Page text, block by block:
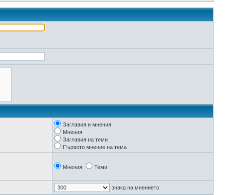
Заглавия и мнения
Мнения
Заглавия на теми
Първото мнение на тема
Мнения Теми
знака на мнението